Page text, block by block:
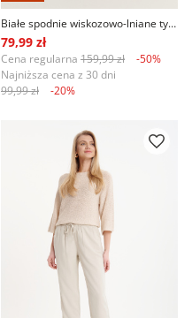
Białe spodnie wiskozowo-lniane typu culotte
79,99 zł
Cena regularna 159,99 zł
-50%
Najniższa cena z 30 dni
99,99 zł
-20%